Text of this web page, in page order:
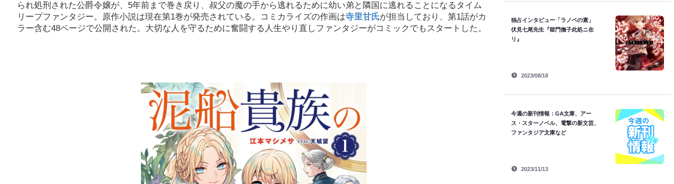
られ処刑された公爵令嬢が、5年前まで巻き戻り、叔父の魔の手から逃れるために幼い弟と隣国に逃れることになるタイム
リープファンタジー。原作小説は現在第1巻が発売されている。コミカライズの作画は寺里甘氏が担当しており、第1話がカ
ラー含む48ページで公開された。大切な人を守るために奮闘する人生やり直しファンタジーがコミックでもスタートした。
独占インタビュー「ラノベの素」
伏見七尾先生『獄門撫子此処ニ在
リ』
2023/08/18
今週の新刊情報：GA文庫、アー
ス・スターノベル、電撃の新文芸、
ファンタジア文庫など
2023/11/13